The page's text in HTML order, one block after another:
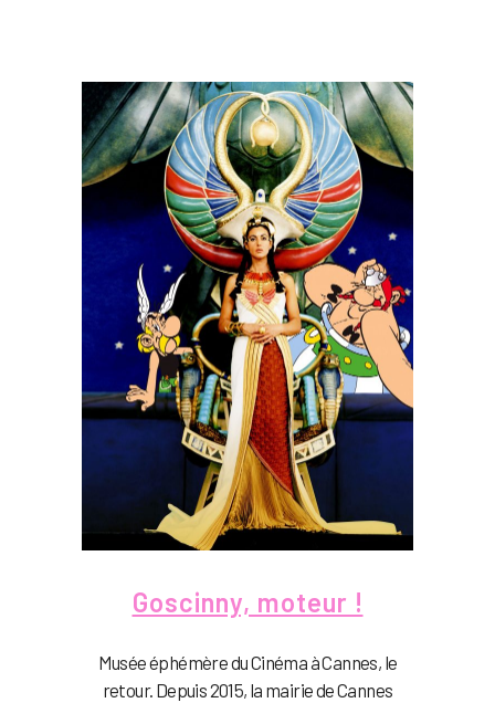
Goscinny, moteur !
Musée éphémère du Cinéma à Cannes, le
retour. Depuis 2015, la mairie de Cannes